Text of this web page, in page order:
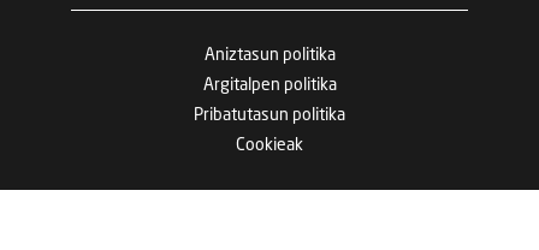
Aniztasun politika
Argitalpen politika
Pribatutasun politika
Cookieak